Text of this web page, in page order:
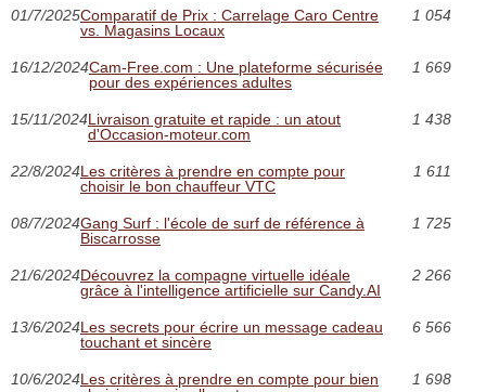
01/7/2025Comparatif de Prix : Carrelage Caro Centre
vs. Magasins Locaux
1 054
16/12/2024Cam-Free.com : Une plateforme sécurisée
pour des expériences adultes
1 669
15/11/2024Livraison gratuite et rapide : un atout
d'Occasion-moteur.com
1 438
22/8/2024Les critères à prendre en compte pour
choisir le bon chauffeur VTC
1 611
08/7/2024Gang Surf : l'école de surf de référence à
Biscarrosse
1 725
21/6/2024Découvrez la compagne virtuelle idéale
grâce à l'intelligence artificielle sur Candy.AI
2 266
13/6/2024Les secrets pour écrire un message cadeau
touchant et sincère
6 566
10/6/2024Les critères à prendre en compte pour bien
1 698